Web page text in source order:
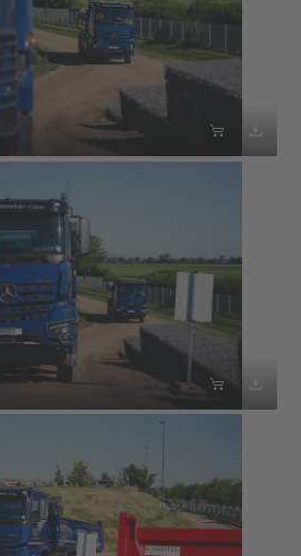
 
 